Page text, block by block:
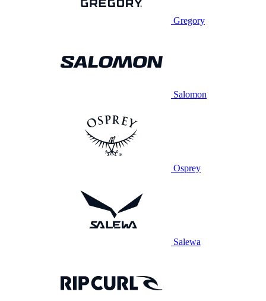
Gregory
Salomon
Osprey
Salewa